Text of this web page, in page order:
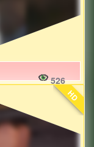
526
HD